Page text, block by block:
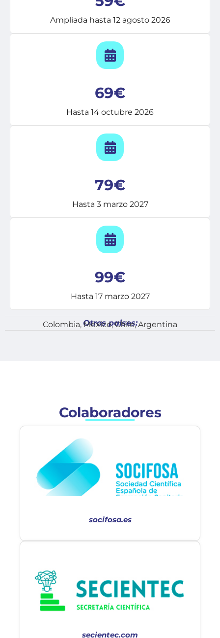
Ampliada hasta 12 agosto 2026
69€
Hasta 14 octubre 2026
79€
Hasta 3 marzo 2027
99€
Hasta 17 marzo 2027
Otros paises:
Colombia, México, Chile, Argentina
Colaboradores
socifosa.es
secientec.com